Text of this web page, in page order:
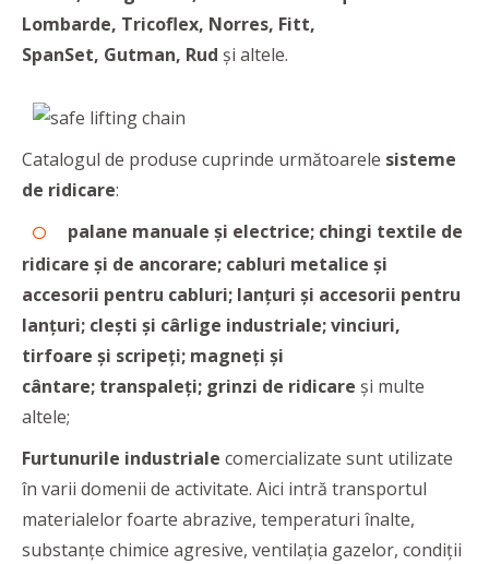
Lombarde, Tricoflex, Norres, Fitt,
SpanSet, Gutman, Rud și altele.
Catalogul de produse cuprinde următoarele sisteme
de ridicare:
palane manuale și electrice; chingi textile de
ridicare și de ancorare; cabluri metalice și
accesorii pentru cabluri; lanțuri și accesorii pentru
lanțuri; clești și cârlige industriale; vinciuri,
tirfoare și scripeți; magneți și
cântare; transpaleți; grinzi de ridicare și multe
altele;
Furtunurile industriale comercializate sunt utilizate
în varii domenii de activitate. Aici intră transportul
materialelor foarte abrazive, temperaturi înalte,
substanțe chimice agresive, ventilația gazelor, condiții